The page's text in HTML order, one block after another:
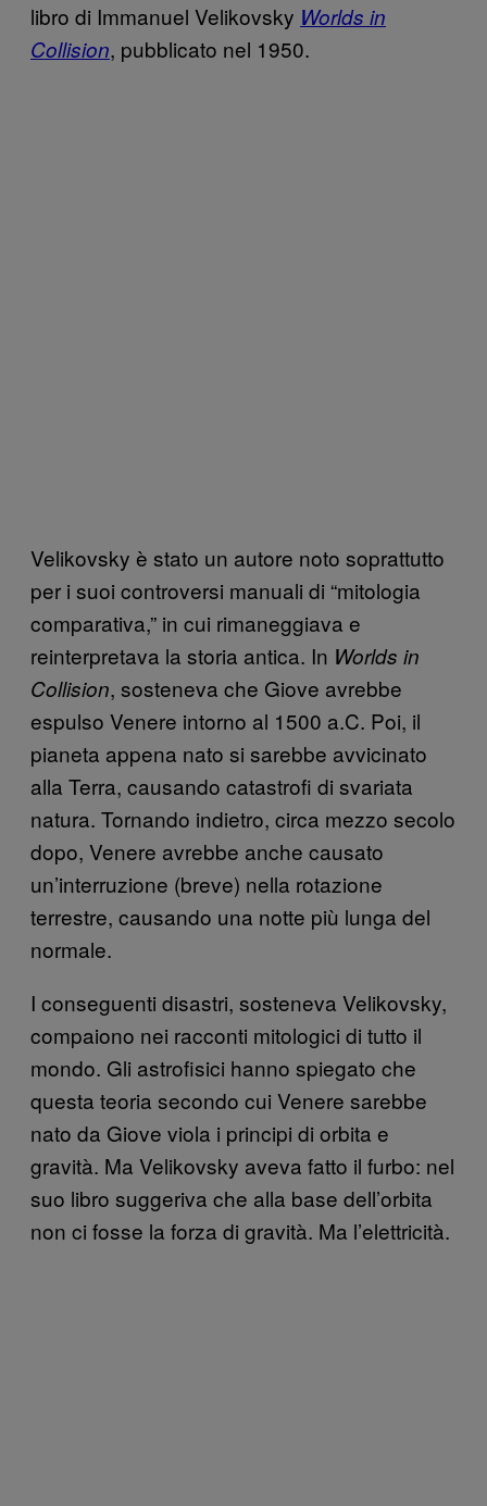
libro di Immanuel Velikovsky Worlds in
Collision, pubblicato nel 1950.
Velikovsky è stato un autore noto soprattutto
per i suoi controversi manuali di “mitologia
comparativa,” in cui rimaneggiava e
reinterpretava la storia antica. In Worlds in
Collision, sosteneva che Giove avrebbe
espulso Venere intorno al 1500 a.C. Poi, il
pianeta appena nato si sarebbe avvicinato
alla Terra, causando catastrofi di svariata
natura. Tornando indietro, circa mezzo secolo
dopo, Venere avrebbe anche causato
un’interruzione (breve) nella rotazione
terrestre, causando una notte più lunga del
normale.
I conseguenti disastri, sosteneva Velikovsky,
compaiono nei racconti mitologici di tutto il
mondo. Gli astrofisici hanno spiegato che
questa teoria secondo cui Venere sarebbe
nato da Giove viola i principi di orbita e
gravità. Ma Velikovsky aveva fatto il furbo: nel
suo libro suggeriva che alla base dell’orbita
non ci fosse la forza di gravità. Ma l’elettricità.